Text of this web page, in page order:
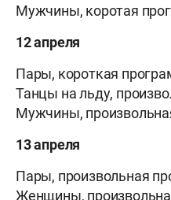
Мужчины, коротая
12 апреля
Пары, короткая
Танцы на льду,
Мужчины,
13 апреля
Пары, произвольная
Женщины,